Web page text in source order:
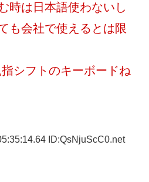
時は日本語使わないし
も会社で使えるとは限
シフトのキーボードね
ID:QsNjuScC0.net